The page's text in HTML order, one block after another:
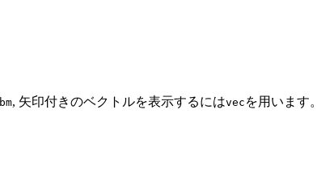
bm, 矢印付きのベクトルを表示するにはvec を用います。